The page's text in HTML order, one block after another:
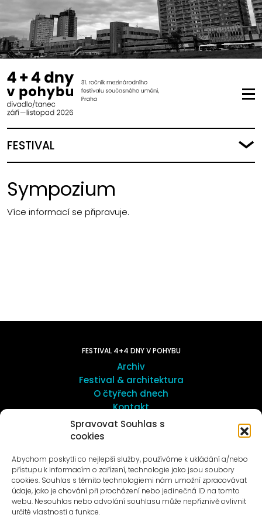
Spravovat Souhlas s
cookies
Abychom poskytli co nejlepší služby, používáme k ukládání a/nebo
přístupu k informacím o zařízení, technologie jako jsou soubory
cookies. Souhlas s těmito technologiemi nám umožní zpracovávat
údaje, jako je chování při procházení nebo jedinečná ID na tomto
webu. Nesouhlas nebo odvolání souhlasu může nepříznivě ovlivnit
určité vlastnosti a funkce.
FESTIVAL
Sympozium
Více informací se připravuje.
FESTIVAL 4+4 DNY V POHYBU
Archiv
Festival & architektura
O čtyřech dnech
Kontakt
O umění v Motole